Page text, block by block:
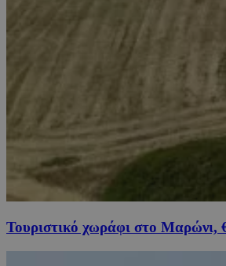
Τουριστικό χωράφι στο Μαρώνι,